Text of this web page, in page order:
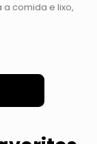
comida e lixo,